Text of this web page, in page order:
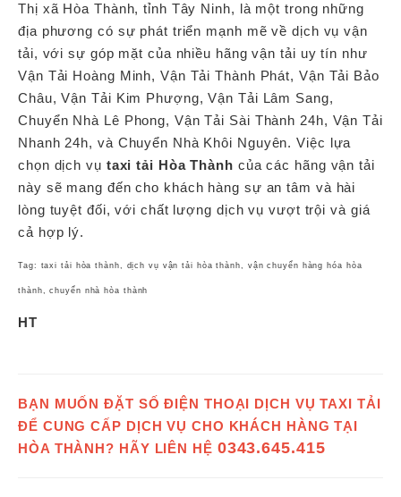
Thị xã Hòa Thành, tỉnh Tây Ninh, là một trong những
địa phương có sự phát triển mạnh mẽ về dịch vụ vận
tải, với sự góp mặt của nhiều hãng vận tải uy tín như
Vận Tải Hoàng Minh, Vận Tải Thành Phát, Vận Tải Bảo
Châu, Vận Tải Kim Phượng, Vận Tải Lâm Sang,
Chuyển Nhà Lê Phong, Vận Tải Sài Thành 24h, Vận Tải
Nhanh 24h, và Chuyển Nhà Khôi Nguyên. Việc lựa
chọn dịch vụ taxi tải Hòa Thành của các hãng vận tải
này sẽ mang đến cho khách hàng sự an tâm và hài
lòng tuyệt đối, với chất lượng dịch vụ vượt trội và giá
cả hợp lý.
Tag: taxi tải hòa thành, dịch vụ vận tải hòa thành, vận chuyển hàng hóa hòa
thành, chuyển nhà hòa thành
HT
BẠN MUỐN ĐẶT SỐ ĐIỆN THOẠI DỊCH VỤ TAXI TẢI
ĐỂ CUNG CẤP DỊCH VỤ CHO KHÁCH HÀNG TẠI
HÒA THÀNH? HÃY LIÊN HỆ 0343.645.415